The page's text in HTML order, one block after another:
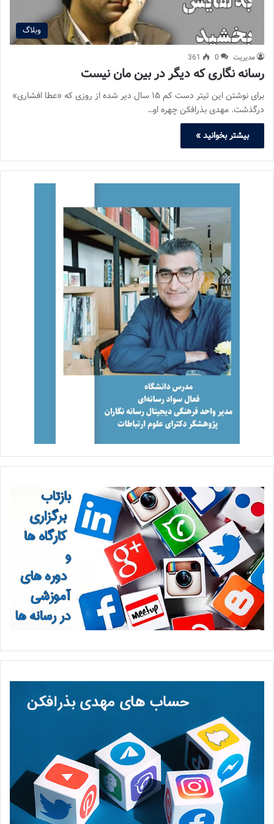
وبلاگ
مدیریت 0
361
رسانه نگاری که دیگر در بین مان نیست
برای نوشتن این تیتر دست کم ۱۵ سال دیر شده از روزی که «عطا افشاری»
درگذشت. مهدی بذرافکن چهره او…
بیشتر بخوانید »